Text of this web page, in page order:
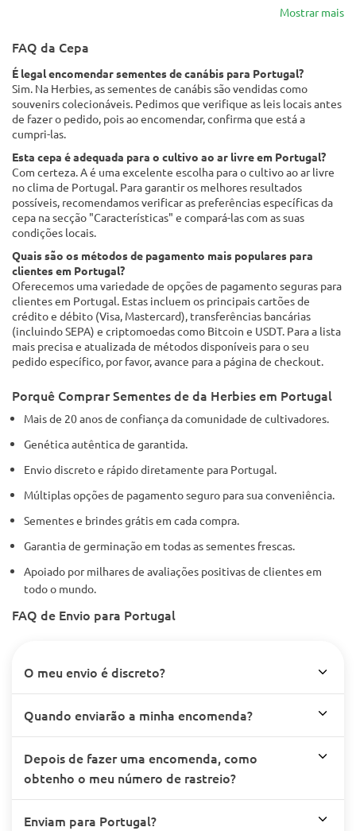
Mostrar mais
FAQ da Cepa
É legal encomendar sementes de canábis para Portugal?
Sim. Na Herbies, as sementes de canábis são vendidas como
souvenirs colecionáveis. Pedimos que verifique as leis locais antes
de fazer o pedido, pois ao encomendar, confirma que está a
cumpri-las.
Esta cepa é adequada para o cultivo ao ar livre em Portugal?
Com certeza. A é uma excelente escolha para o cultivo ao ar livre
no clima de Portugal. Para garantir os melhores resultados
possíveis, recomendamos verificar as preferências específicas da
cepa na secção "Características" e compará-las com as suas
condições locais.
Quais são os métodos de pagamento mais populares para
clientes em Portugal?
Oferecemos uma variedade de opções de pagamento seguras para
clientes em Portugal. Estas incluem os principais cartões de
crédito e débito (Visa, Mastercard), transferências bancárias
(incluindo SEPA) e criptomoedas como Bitcoin e USDT. Para a lista
mais precisa e atualizada de métodos disponíveis para o seu
pedido específico, por favor, avance para a página de checkout.
Porquê Comprar Sementes de da Herbies em Portugal
Mais de 20 anos de confiança da comunidade de cultivadores.
Genética autêntica de garantida.
Envio discreto e rápido diretamente para Portugal.
Múltiplas opções de pagamento seguro para sua conveniência.
Sementes e brindes grátis em cada compra.
Garantia de germinação em todas as sementes frescas.
Apoiado por milhares de avaliações positivas de clientes em
todo o mundo.
FAQ de Envio para Portugal
O meu envio é discreto?
Quando enviarão a minha encomenda?
Depois de fazer uma encomenda, como
obtenho o meu número de rastreio?
Enviam para Portugal?